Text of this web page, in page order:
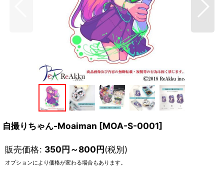
自撮りちゃん-Moaiman [MOA-S-0001]
販売価格: 350円～800円(税別)
オプションにより価格が変わる場合もあります。